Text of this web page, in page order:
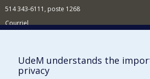
514 343-6111, poste 1268
Courriel
Comment soutenir l'École?
BESOIN D'AIDE?
UdeM understands the
privacy